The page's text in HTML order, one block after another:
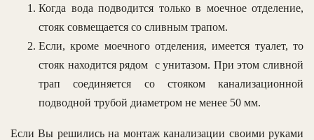
Когда вода подводится только в моечное отделение,
стояк совмещается со сливным трапом.
Если, кроме моечного отделения, имеется туалет, то
стояк находится рядом с унитазом. При этом сливной
трап соединяется со стояком канализационной
подводной трубой диаметром не менее 50 мм.
Если Вы решились на монтаж канализации своими руками